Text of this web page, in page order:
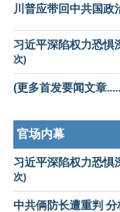
川普应带回中共国
习近平深陷权力恐惧
次)
(更多首发要闻文章
官场内幕
习近平深陷权力恐惧
次)
中共俩防长遭重判